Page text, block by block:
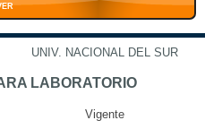
UNIV. NACIONAL DEL SUR
LABORATORIO
Vigente